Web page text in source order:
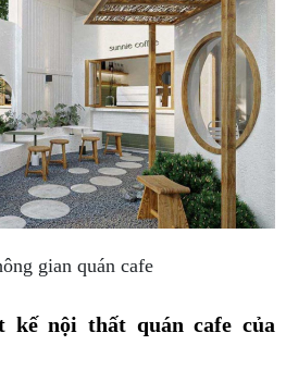
gian quán cafe
kế nội thất quán cafe của